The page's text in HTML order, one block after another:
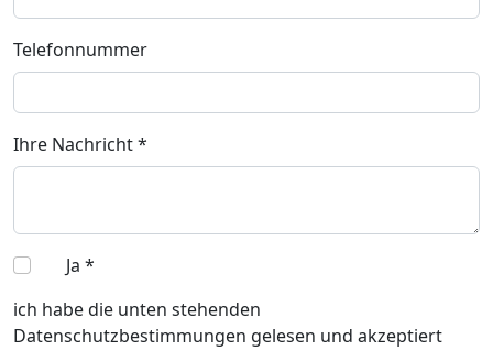
Telefonnummer
Ihre Nachricht*
Ja *
ich habe die unten stehenden
Datenschutzbestimmungen gelesen und akzeptiert